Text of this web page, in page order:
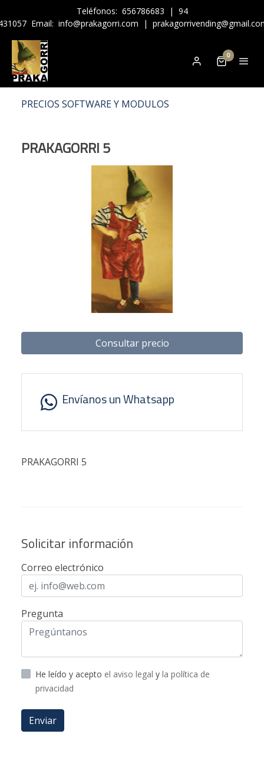
Teléfonos: 656786683 | 94
Email: info@prakagorri.com |
0
PRECIOS SOFTWARE Y MODULOS
PRAKAGORRI 5
Consultar precio
Envíanos un Whatsapp
PRAKAGORRI 5
Solicitar información
Correo electrónico
Pregunta
He leído y acepto el aviso legal y la política de
privacidad
Enviar